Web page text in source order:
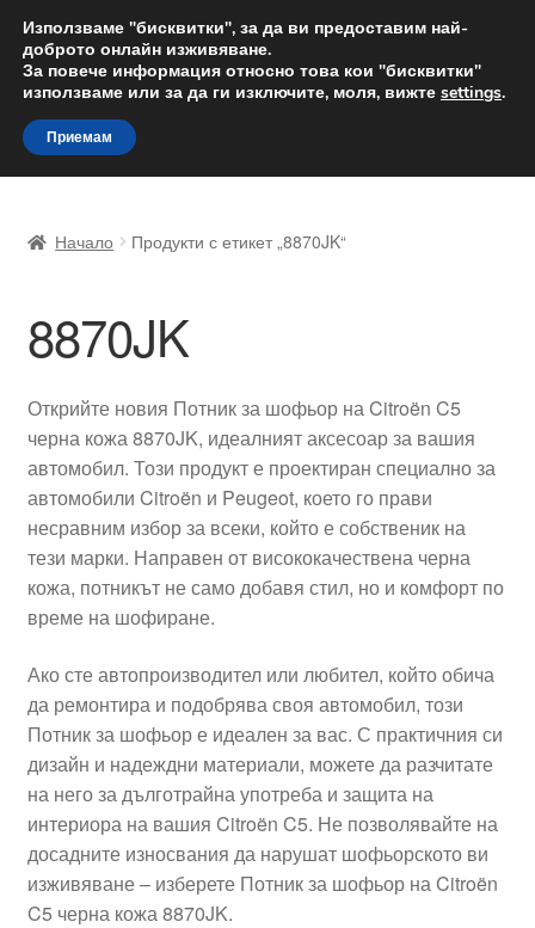
ДОСТАВКА от 12 лв.
Доставка по целия свят
Skip
to
navigation
Skip
to
content
Доставка по целия свят
Жалби
Количка
Контакт
Моята сметка
Политика за поверителност
Правила и условия
Процедура за рекламации
Разгледайте
Начало Продукти с етикет „8870JK“
8870JK
Открийте новия Потник за шофьор на Citroën C5
черна кожа 8870JK, идеалният аксесоар за вашия
автомобил. Този продукт е проектиран специално за
автомобили Citroën и Peugeot, което го прави
несравним избор за всеки, който е собственик на
тези марки. Направен от висококачествена черна
кожа, потникът не само добавя стил, но и комфорт по
време на шофиране.
Ако сте автопроизводител или любител, който обича
да ремонтира и подобрява своя автомобил, този
Потник за шофьор е идеален за вас. С практичния си
дизайн и надеждни материали, можете да разчитате
на него за дълготрайна употреба и защита на
интериора на вашия Citroën C5. Не позволявайте на
досадните износвания да нарушат шофьорското ви
изживяване – изберете Потник за шофьор на Citroën
C5 черна кожа 8870JK.
Използваме "бисквитки", за да ви предоставим най-
доброто онлайн изживяване.
За повече информация относно това кои "бисквитки"
използваме или за да ги изключите, моля, вижте settings.
Приемам